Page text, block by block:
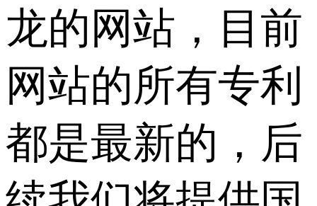
龙的网站，目前
网站的所有专利
都是最新的，后